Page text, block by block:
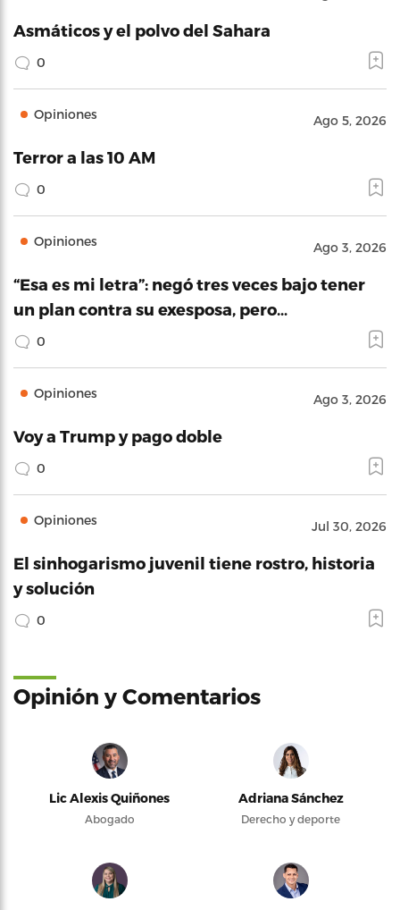
Asmáticos y el polvo del Sahara
0
Opiniones Ago 5, 2026
Terror a las 10 AM
0
Opiniones Ago 3, 2026
“Esa es mi letra”: negó tres veces bajo tener
un plan contra su exesposa, pero…
0
Opiniones Ago 3, 2026
Voy a Trump y pago doble
0
Opiniones Jul 30, 2026
El sinhogarismo juvenil tiene rostro, historia
y solución
0
Opinión y Comentarios
Lic Alexis Quiñones
Abogado
Adriana Sánchez
Derecho y deporte